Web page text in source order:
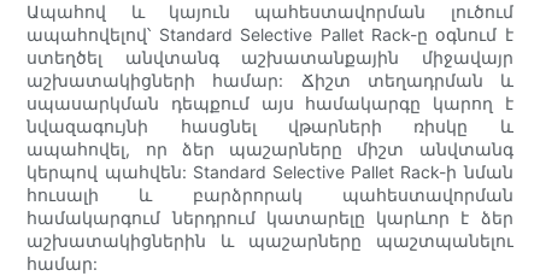
Ապահով և կայուն պահեստավորման լուծում
ապահովելով՝ Standard Selective Pallet Rack-ը օգնում է
ստեղծել անվտանգ աշխատանքային միջավայր
աշխատակիցների համար: Ճիշտ տեղադրման և
սպասարկման դեպքում այս համակարգը կարող է
նվազագույնի հասցնել վթարների ռիսկը և
ապահովել, որ ձեր պաշարները միշտ անվտանգ
կերպով պահվեն: Standard Selective Pallet Rack-ի նման
հուսալի և բարձրորակ պահեստավորման
համակարգում ներդրում կատարելը կարևոր է ձեր
աշխատակիցներին և պաշարները պաշտպանելու
համար: